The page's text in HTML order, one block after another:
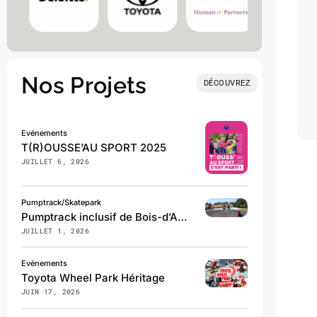
Nos Projets DÉCOUVREZ
Evénements
T(R)OUSSE’AU SPORT 2025
JUILLET 6, 2026
Pumptrack/Skatepark
Pumptrack inclusif de Bois-d’Arcy
JUILLET 1, 2026
Evénements
Toyota Wheel Park Héritage
JUIN 17, 2026Diplômé d’Etat en Ergothérapie (Licence)